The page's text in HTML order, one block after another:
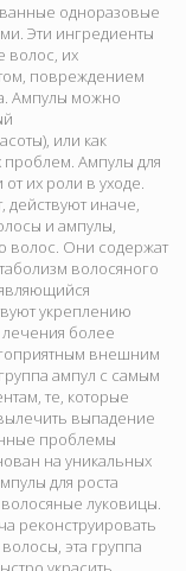
одноразовые
Эти ингредиенты
волос, их
повреждением
Ампулы можно
или как
Ампулы для
их роли в уходе.
действуют иначе,
и ампулы,
волос. Они содержат
волосяного
укреплению
более
внешним
ампул с самым
те, которые
выпадение
проблемы
на уникальных
для роста
луковицы.
реконструировать
эта группа